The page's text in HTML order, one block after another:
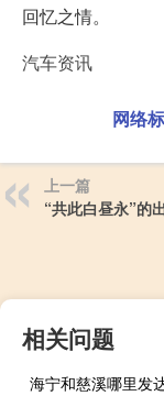
回忆之情。
汽车资讯
网络
上一篇
“共此白昼永”的
相关问题
海宁和慈溪哪里发